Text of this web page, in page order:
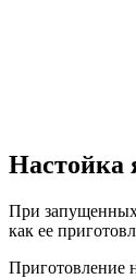
Настойка
При запущенных
как ее
Приготовление